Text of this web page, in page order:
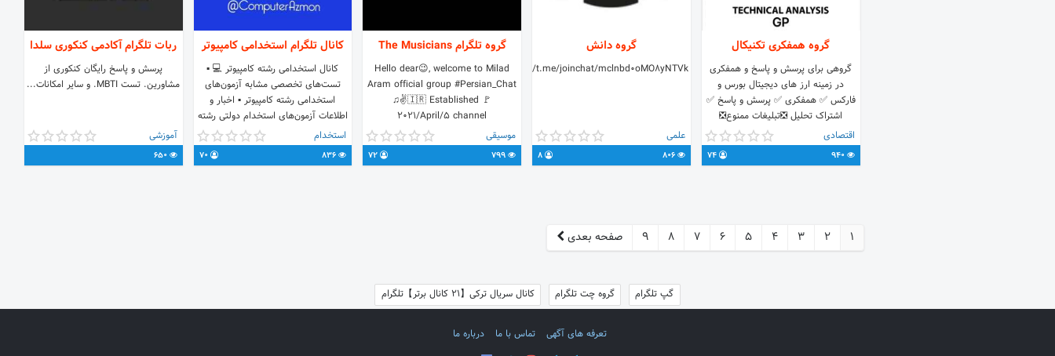
گروه همفکری تکنیکال
گروهی برای پرسش و پاسخ و همفکری
در زمینه ارز های دیجیتال بورس و
فارکس ✅ همفکری ✅ پرسش و پاسخ ✅
اشتراک تحلیل ❎تبلیغات ممنوع❎
اقتصادی
940
74
گروه دانش
https://t.me/joinchat/mclnbd0oMO8yNTVk
علمی
806
8
گروه تلگرام The Musicians
Hello dear😉, welcome to Milad
Aram official group #Persian_Chat
♫✌🇮🇷 Established 🚩
2021/April/5 channel
@miladaramtunes Us Contact
linktr.ee/miladaram
موسیقی
799
72
کانال تلگرام استخدامی کامپیوتر
کانال استخدامی رشته کامپیوتر 💻 ▪
تست‌های تخصصی مشابه آزمون‌های
استخدامی رشته کامپیوتر ▪ اخبار و
اطلاعات آزمون‌های استخدام دولتی رشته
کامپیوتر ▪منابع ▪تجربه قبول‌شدگان
▪نمونه سوال • گروه پرسش و پاسخ:
@ComputerAzmoun
استخدام
836
70
ربات تلگرام آکادمی کنکوری سلدا
پرسش و پاسخ رایگان کنکوری از
مشاورین. تست MBTI. و سایر امکانات...
آموزشی
650
1
2
3
4
5
6
7
8
9 صفحه بعدی
گپ تلگرام گروه چت تلگرام کانال سریال ترکی【21 کانال برتر】تلگرام
تعرفه های آگهی تماس با ما درباره ما